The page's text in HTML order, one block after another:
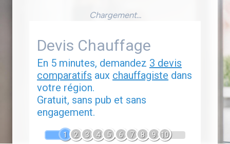
Chargement...
Devis Chauffage
En 5 minutes, demandez 3 devis
comparatifs aux chauffagiste dans
votre région.
Gratuit, sans pub et sans
engagement.
1 2 3 4 5 6 7 8 9 10